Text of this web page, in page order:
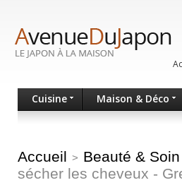
Cuisine Maison & Déco
Accueil > Beauté & Soin
sécher les cheveux -